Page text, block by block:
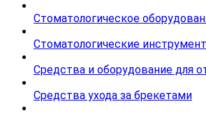
Стоматологическое
Стоматологические
Средства и оборудование для
Средства ухода за брекетами